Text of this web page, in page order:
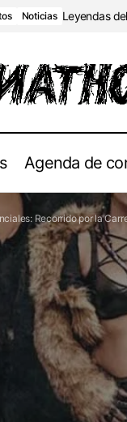
Noticias Leyendas
Agenda de
Recorrido por la